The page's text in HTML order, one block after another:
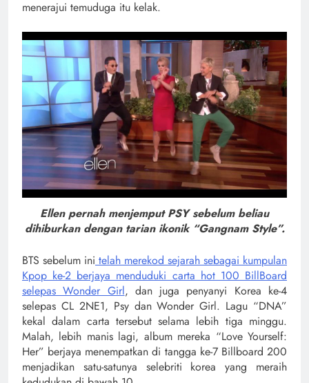
menerajui temuduga itu kelak.
Ellen pernah menjemput PSY sebelum beliau
dihiburkan dengan tarian ikonik “Gangnam Style”.
BTS sebelum ini telah merekod sejarah sebagai kumpulan
Kpop ke-2 berjaya menduduki carta hot 100 BillBoard
selepas Wonder Girl, dan juga penyanyi Korea ke-4
selepas CL 2NE1, Psy dan Wonder Girl. Lagu “DNA”
kekal dalam carta tersebut selama lebih tiga minggu.
Malah, lebih manis lagi, album mereka “Love Yourself:
Her” berjaya menempatkan di tangga ke-7 Billboard 200
menjadikan satu-satunya selebriti korea yang meraih